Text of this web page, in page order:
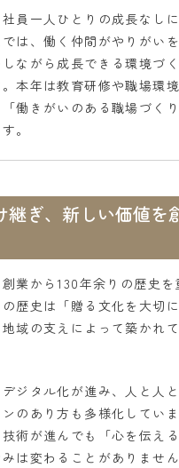
員一人ひとりの成長なし
は、働く仲間がやりがいを
ながら成長できる環境づ
本年は教育研修や職場環
働きがいのある職場づく
。
継ぎ、新しい価値を
業から130年余りの歴史を
歴史は「贈る文化を大切に
域の支えによって築かれ
ジタル化が進み、人と人
のあり方も多様化してい
術が進んでも「心を伝え
は変わることがありませ